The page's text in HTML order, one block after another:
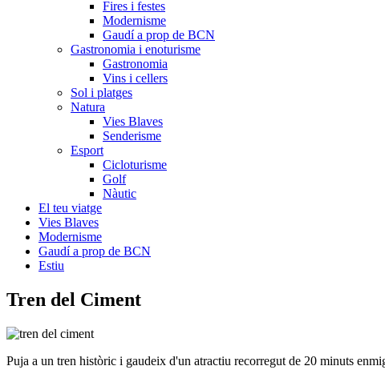
Fires i festes
Modernisme
Gaudí a prop de BCN
Gastronomia i enoturisme
Gastronomia
Vins i cellers
Sol i platges
Natura
Vies Blaves
Senderisme
Esport
Cicloturisme
Golf
Nàutic
El teu viatge
Vies Blaves
Modernisme
Gaudí a prop de BCN
Estiu
Tren del Ciment
Puja a un tren històric i gaudeix d'un atractiu recorregut de 20 minuts